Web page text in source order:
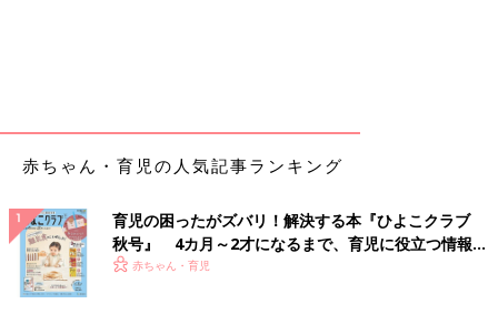
Amazonで見る
楽天市場で見る
赤ちゃん・育児の人気記事ランキング
育児の困ったがズバリ！解決する本『ひよこクラブ
秋号』 4カ月～2才になるまで、育児に役立つ情報が
いっぱい！
赤ちゃん・育児